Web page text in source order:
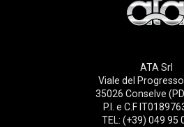
ATA Srl
Viale del
35026 Conselve
P.I. e C.F
TEL: (+39) 049 95